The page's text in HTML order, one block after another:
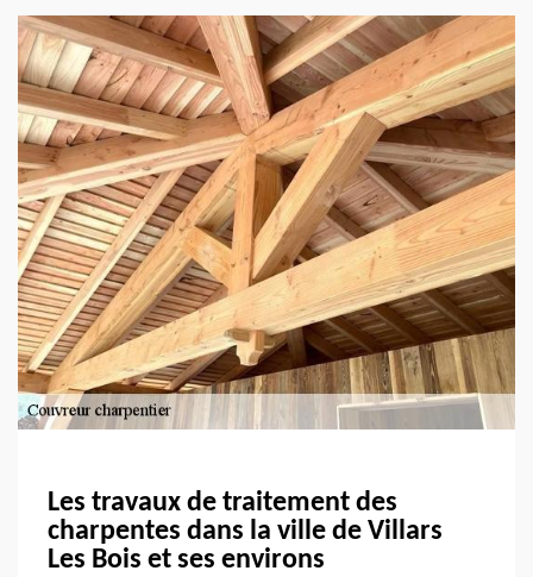
Les travaux de traitement des
charpentes dans la ville de Villars
Les Bois et ses environs